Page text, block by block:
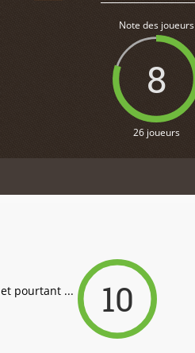
Note des joueurs
8
26 joueurs
pourtant ... 10